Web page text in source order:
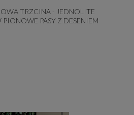
TRZCINA - JEDNOLITE
PASY Z DESENIEM